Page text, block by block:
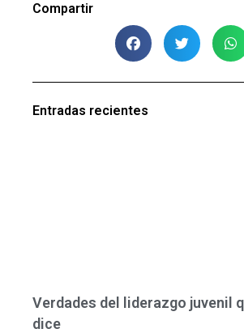
Compartir
Entradas recientes
Verdades del liderazgo juvenil
dice